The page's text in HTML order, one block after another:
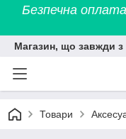
Безпечна
Магазин, що завжди
Товари